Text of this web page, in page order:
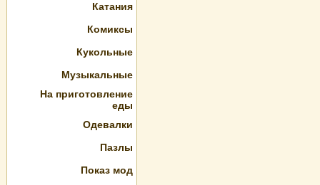
Катания
Комиксы
Кукольные
Музыкальные
На приготовление
еды
Одевалки
Пазлы
Показ мод